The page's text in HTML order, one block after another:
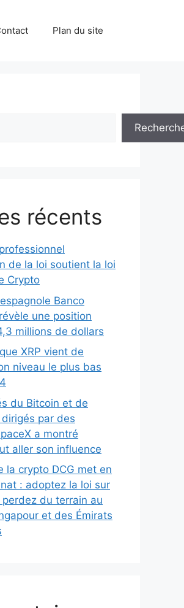
Plan du site
récents
de la loi soutient la loi
Crypto
Banco
une position
millions de dollars
XRP vient de
niveau le plus bas
du Bitcoin et de
dirigés par des
a montré
aller son influence
la crypto DCG met en
: adoptez la loi sur
du terrain au
et des Émirats